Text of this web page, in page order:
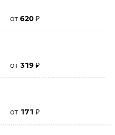
от 620 ₽
от 319 ₽
от 171 ₽